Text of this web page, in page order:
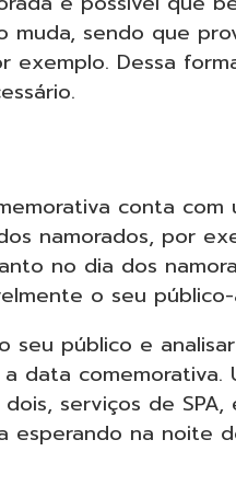
muda, sendo que
exemplo. Dessa
conta
namorados, por
no dia dos
o seu
seu público e
data
serviços de
esperando na noite